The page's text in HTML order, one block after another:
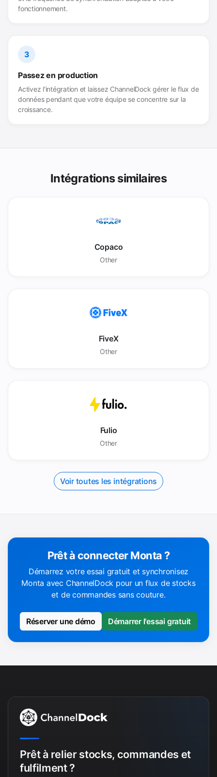
fonctionnement.
3
Passez en production
Activez l'intégration et laissez ChannelDock gérer le flux de
données pendant que votre équipe se concentre sur la
croissance.
Intégrations similaires
Copaco
Other
FiveX
Other
Fulio
Other
Voir toutes les intégrations
Prêt à connecter Monta ?
Démarrez votre essai gratuit et synchronisez
Monta avec ChannelDock pour un flux de stocks
et de commandes sans couture.
Réserver une démo Démarrer l'essai gratuit
Prêt à relier stocks, commandes et
fulfilment ?